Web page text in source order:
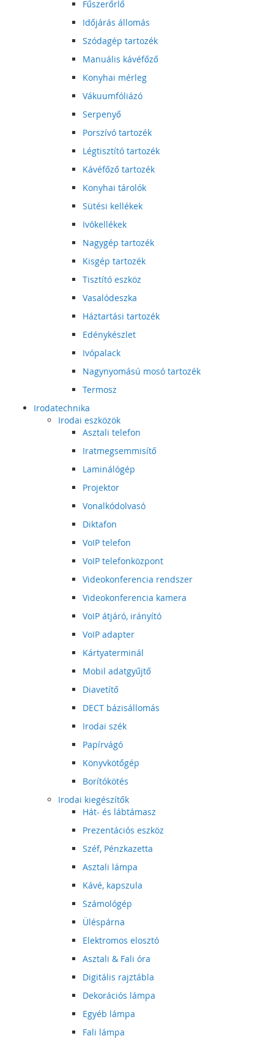
Fűszerőrlő
Időjárás állomás
Szódagép tartozék
Manuális kávéfőző
Konyhai mérleg
Vákuumfóliázó
Serpenyő
Porszívó tartozék
Légtisztító tartozék
Kávéfőző tartozék
Konyhai tárolók
Sütési kellékek
Ivókellékek
Nagygép tartozék
Kisgép tartozék
Tisztító eszköz
Vasalódeszka
Háztartási tartozék
Edénykészlet
Ivópalack
Nagynyomású mosó tartozék
Termosz
Irodatechnika
Irodai eszközök
Asztali telefon
Iratmegsemmisítő
Laminálógép
Projektor
Vonalkódolvasó
Diktafon
VoIP telefon
VoIP telefonközpont
Videokonferencia rendszer
Videokonferencia kamera
VoIP átjáró, irányító
VoIP adapter
Kártyaterminál
Mobil adatgyűjtő
Diavetítő
DECT bázisállomás
Irodai szék
Papírvágó
Könyvkötőgép
Borítókötés
Irodai kiegészítők
Hát- és lábtámasz
Prezentációs eszköz
Széf, Pénzkazetta
Asztali lámpa
Kávé, kapszula
Számológép
Üléspárna
Elektromos elosztó
Asztali & Fali óra
Digitális rajztábla
Dekorációs lámpa
Egyéb lámpa
Fali lámpa